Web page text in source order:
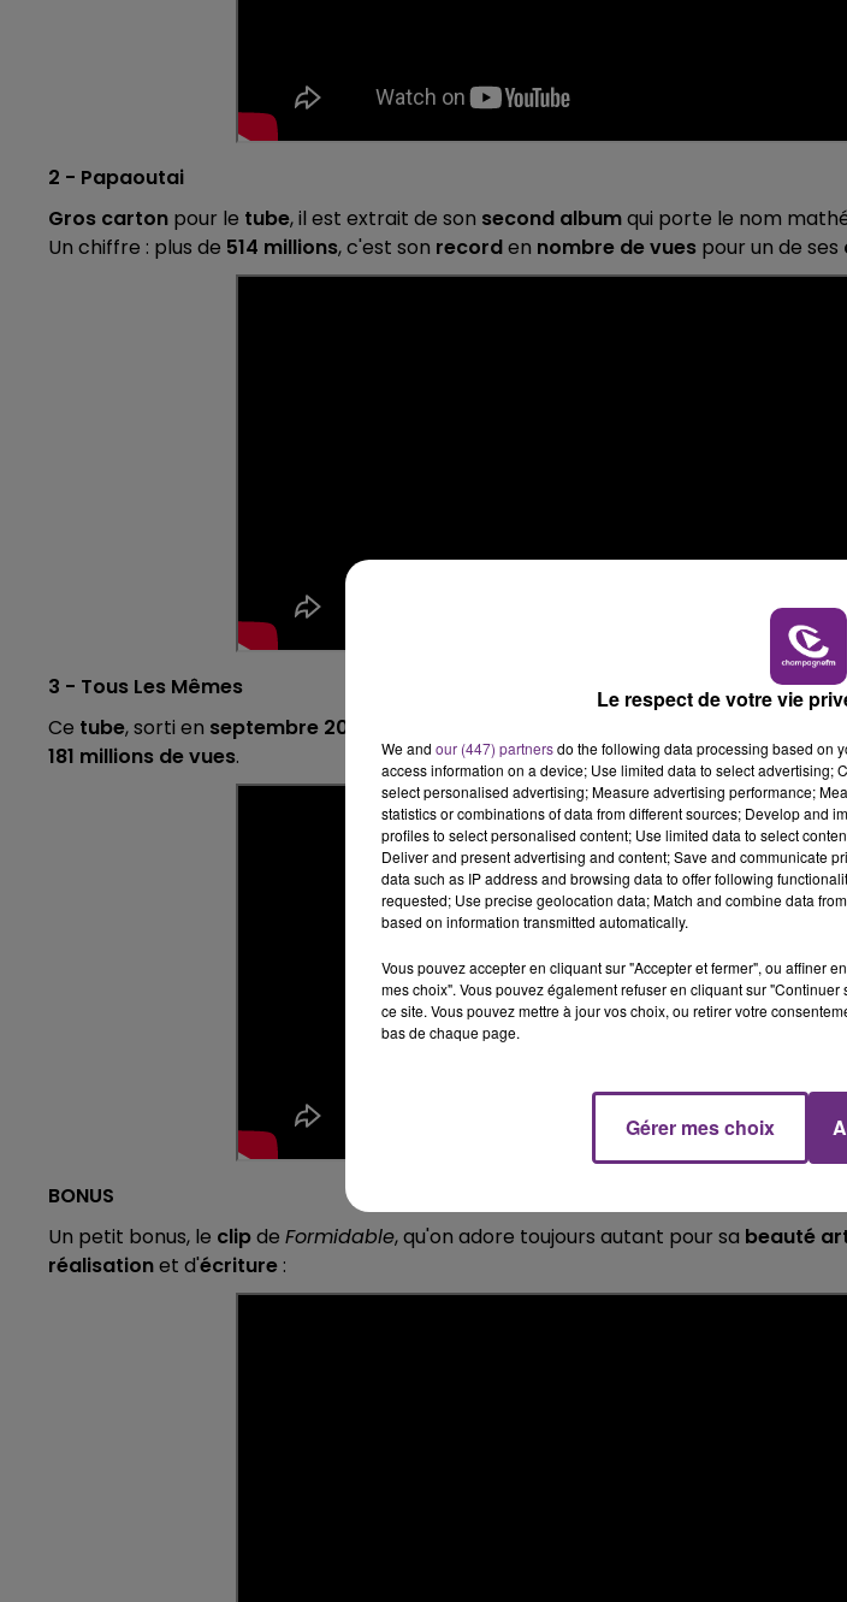
2 - Papaoutai
Gros carton pour le tube, il est extrait de son second albumqui porte le nom
Un chiffre : plus de 514 millions, c'est son recorden nombre de vues pour un de ses
3 - Tous Les Mêmes
Ce tube, sorti en septembre 2013,
181 millions de vues.
BONUS
Un petit bonus, le clipde Formidable, qu'on adore toujours autant pour sa beauté
réalisationet d'écriture :
Le respect de votre vie
We and our (447) partnersdo the following data processing based on
access information on a device; Use limited data to select advertising;
select personalised advertising; Measure advertising performance;
statistics or combinations of data from different sources; Develop and
profiles to select personalised content; Use limited data to select
Deliver and present advertising and content; Save and communicate
data such as IP address and browsing data to offer following
requested; Use precise geolocation data; Match and combine data
based on information transmitted automatically.
Vous pouvez accepter en cliquant sur "Accepter et fermer", ou affiner
mes choix". Vous pouvez également refuser en cliquant sur
ce site. Vous pouvez mettre à jour vos choix, ou retirer votre
bas de chaque page.
Gérer mes choix